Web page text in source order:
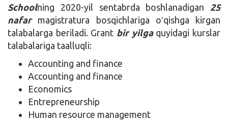
Schoolning 2020-yil sentabrda boshlanadigan 25
nafar magistratura bosqichlariga oʻqishga kirgan
talabalarga beriladi. Grant bir yilga quyidagi kurslar
talabalariga taalluqli:
Accounting and finance
Accounting and finance
Economics
Entrepreneurship
Human resource management